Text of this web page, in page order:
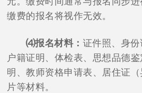
缴费的报名将视作无效。
⑷报名材料： 证件照、身份
户籍证明、体检表、思想品德
明、教师资格申请表、居住证
片等材料。